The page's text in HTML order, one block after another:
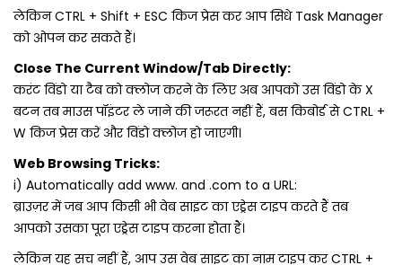
लेकिन CTRL + Shift + ESC किज प्रेस कर आप सिधे Task Manager
को ओपन कर सकते हैं।
Close The Current Window/Tab Directly:
करंट विंडो या टैब को क्‍लोज करने के लिए अब आपको उस विंडो के X
बटन तब माउस पॉइंटर ले जाने की जरूरत नहीं हैं, बस किबोर्ड से CTRL +
W किज प्रेस करें और विंडो क्‍लोज हो जाएगी।
Web Browsing Tricks:
i) Automatically add www. and .com to a URL:
ब्राउज़र में जब आप किसी भी वेब साइट का एड्रेस टाइप करते हैं तब
आपको उसका पूरा एड्रेस टाइप करना होता हैं।
लेकिन यह सच नहीं हैं, आप उस वेब साइट का नाम टाइप कर CTRL +